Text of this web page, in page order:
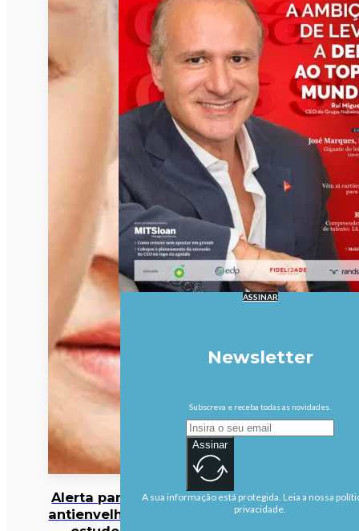
Alerta para cocktail
antienvelhecimento:
ASSINAR
Newsletter
Subscreva e receba todas as novidades.
Assinar
A sua informação está protegida. Leia a nossa
privacidade.